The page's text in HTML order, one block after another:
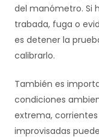
del manómetro. Si
trabada, fuga o
es detener la
calibrarlo.
También es
condiciones
extrema,
improvisadas